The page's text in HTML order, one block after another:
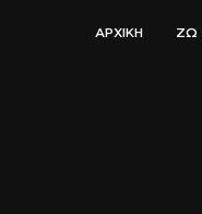
ΑΡΧΙΚΗ ΖΏ